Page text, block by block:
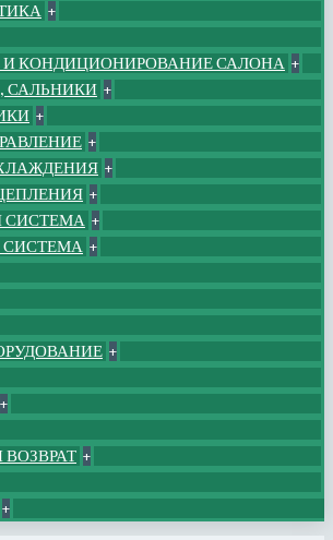
+
И КОНДИЦИОНИРОВАНИЕ САЛОНА +
САЛЬНИКИ +
+
+
+
+
СИСТЕМА +
СИСТЕМА +
+
+
ВОЗВРАТ +
+